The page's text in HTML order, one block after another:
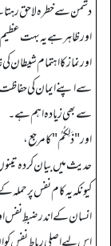
دشمن سے خطرہ لاحق
اور ظاہر ہے یہ بہت
اور نماز کا اہتمام
سے اپنے ایمان کی
سے بھی زیادہ اہم ہے۔
اور "ذَلِكُمُ" کا مرجع،
حدیث میں بیان کردہ
کیونکہ یہ کام نفس پر
انسان کے اندرضبطِ نفس